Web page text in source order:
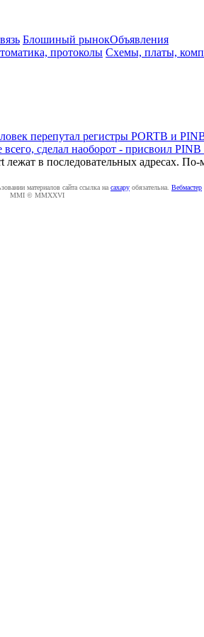
Блошиный рынокОбъявления
протоколы Схемы, платы,
перепутал регистры PORTB и
сделал наоборот - присвоил PINB
в последовательных адресах. По-
материалов сайта ссылка на caxapу обязательна. Вебмастер
MMI © MMXXVI